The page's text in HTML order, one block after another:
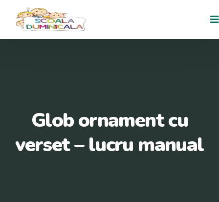
Glob ornament cu
verset – lucru manual